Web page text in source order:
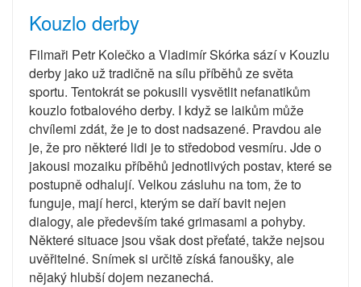
Kouzlo derby
Filmaři Petr Kolečko a Vladimír Skórka sází v Kouzlu
derby jako už tradičně na sílu příběhů ze světa
sportu. Tentokrát se pokusili vysvětlit nefanatikům
kouzlo fotbalového derby. I když se laikům může
chvílemi zdát, že je to dost nadsazené. Pravdou ale
je, že pro některé lidi je to středobod vesmíru. Jde o
jakousi mozaiku příběhů jednotlivých postav, které se
postupně odhalují. Velkou zásluhu na tom, že to
funguje, mají herci, kterým se daří bavit nejen
dialogy, ale především také grimasami a pohyby.
Některé situace jsou však dost přeťaté, takže nejsou
uvěřitelné. Snímek si určitě získá fanoušky, ale
nějaký hlubší dojem nezanechá.